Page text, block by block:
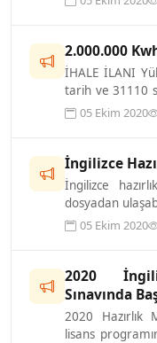
2.000.000
İHALE İLANI
tarih ve 31110
Konya Gıda ve
05 Ekim 2020
İngilizce
İngilizce
dosyadan
05 Ekim 2020
2020
Sınavında
2020 Hazırlık
lisans